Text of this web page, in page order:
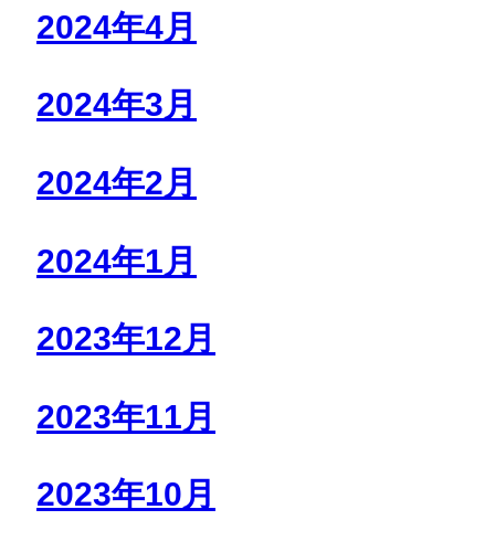
2024年4月
2024年3月
2024年2月
2024年1月
2023年12月
2023年11月
2023年10月